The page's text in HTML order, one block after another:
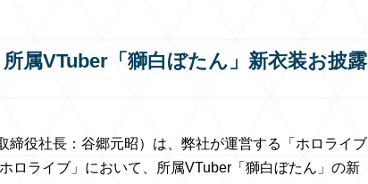
属VTuber「獅白ぼたん」新衣装お披露
締役社長：谷郷元昭）は、弊社が運営する「ホロライブ
ロライブ」において、所属VTuber「獅白ぼたん」の新